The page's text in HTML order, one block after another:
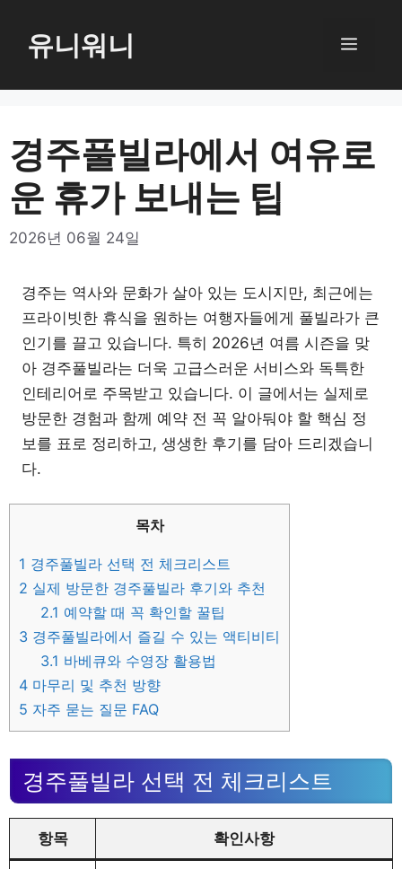
로
너
뛰
유니워니 메
경주풀빌라에서 여유로
운 휴가 보내는 팁
2026년 06월 24일
경주는 역사와 문화가 살아 있는 도시지만, 최근에는
프라이빗한 휴식을 원하는 여행자들에게 풀빌라가 큰
인기를 끌고 있습니다. 특히 2026년 여름 시즌을 맞
아 경주풀빌라는 더욱 고급스러운 서비스와 독특한
인테리어로 주목받고 있습니다. 이 글에서는 실제로
방문한 경험과 함께 예약 전 꼭 알아둬야 할 핵심 정
보를 표로 정리하고, 생생한 후기를 담아 드리겠습니
다.
목차
1 경주풀빌라 선택 전 체크리스트
2 실제 방문한 경주풀빌라 후기와 추천
2.1 예약할 때 꼭 확인할 꿀팁
3 경주풀빌라에서 즐길 수 있는 액티비티
3.1 바베큐와 수영장 활용법
4 마무리 및 추천 방향
5 자주 묻는 질문 FAQ
경주풀빌라 선택 전 체크리스트
항목 확인사항